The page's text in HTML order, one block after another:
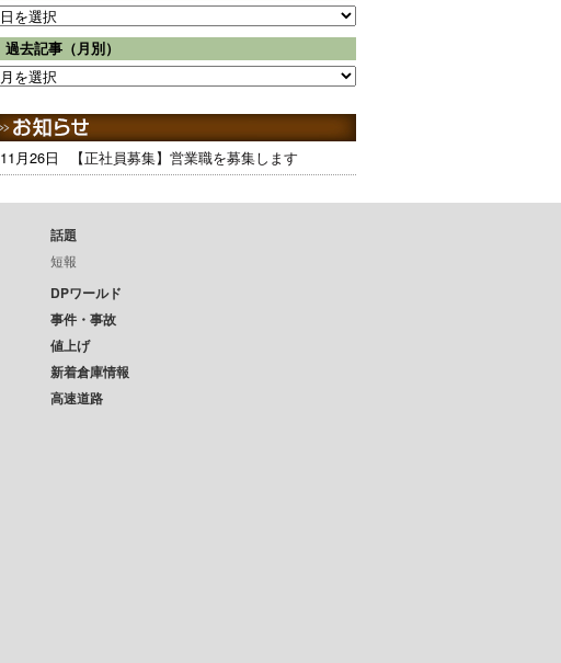
過去記事（月別）
11月26日 【正社員募集】営業職を募集します
話題
短報
DPワールド
事件・事故
値上げ
新着倉庫情報
高速道路